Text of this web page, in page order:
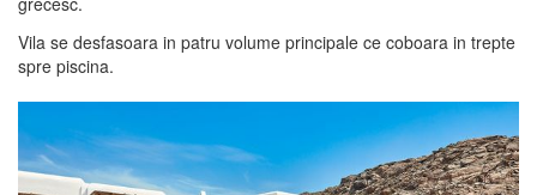
Vila se desfasoara in patru volume principale ce coboara in trepte
spre piscina.